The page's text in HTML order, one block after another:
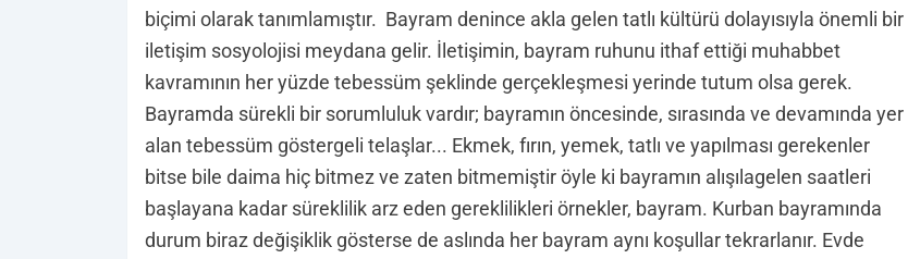
biçimi olarak tanımlamıştır. Bayram denince akla gelen tatlı kültürü dolayısıyla önemli bir
iletişim sosyolojisi meydana gelir. İletişimin, bayram ruhunu ithaf ettiği muhabbet
kavramının her yüzde tebessüm şeklinde gerçekleşmesi yerinde tutum olsa gerek.
Bayramda sürekli bir sorumluluk vardır; bayramın öncesinde, sırasında ve devamında yer
alan tebessüm göstergeli telaşlar... Ekmek, fırın, yemek, tatlı ve yapılması gerekenler
bitse bile daima hiç bitmez ve zaten bitmemiştir öyle ki bayramın alışılagelen saatleri
başlayana kadar süreklilik arz eden gereklilikleri örnekler, bayram. Kurban bayramında
durum biraz değişiklik gösterse de aslında her bayram aynı koşullar tekrarlanır. Evde